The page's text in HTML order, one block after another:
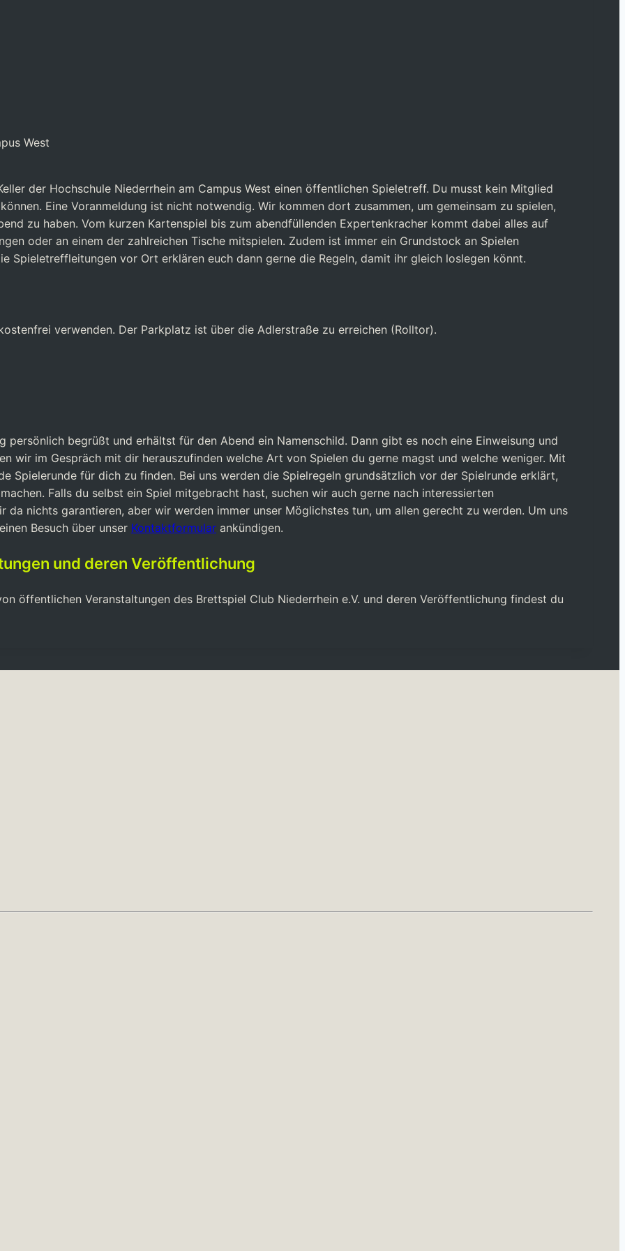
West
der Hochschule Niederrhein am Campus West einen öffentlichen Spieletreff. Du musst kein Mitglied
Eine Voranmeldung ist nicht notwendig. Wir kommen dort zusammen, um gemeinsam zu spielen,
zu haben. Vom kurzen Kartenspiel bis zum abendfüllenden Expertenkracher kommt dabei alles auf
oder an einem der zahlreichen Tische mitspielen. Zudem ist immer ein Grundstock an Spielen
Spieletreffleitungen vor Ort erklären euch dann gerne die Regeln, damit ihr gleich loslegen könnt.
verwenden. Der Parkplatz ist über die Adlerstraße zu erreichen (Rolltor).
begrüßt und erhältst für den Abend ein Namenschild. Dann gibt es noch eine Einweisung und
wir im Gespräch mit dir herauszufinden welche Art von Spielen du gerne magst und welche weniger. Mit
Spielerunde für dich zu finden. Bei uns werden die Spielregeln grundsätzlich vor der Spielrunde erklärt,
Falls du selbst ein Spiel mitgebracht hast, suchen wir auch gerne nach interessierten
nichts garantieren, aber wir werden immer unser Möglichstes tun, um allen gerecht zu werden. Um uns
Besuch über unser Kontaktformular ankündigen.
und deren Veröffentlichung
öffentlichen Veranstaltungen des Brettspiel Club Niederrhein e.V. und deren Veröffentlichung findest du